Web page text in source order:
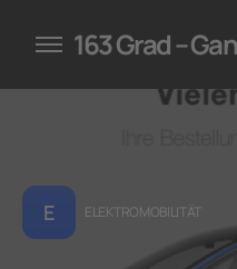
für
163 Grad –
E ELEKTROMOBILITÄT